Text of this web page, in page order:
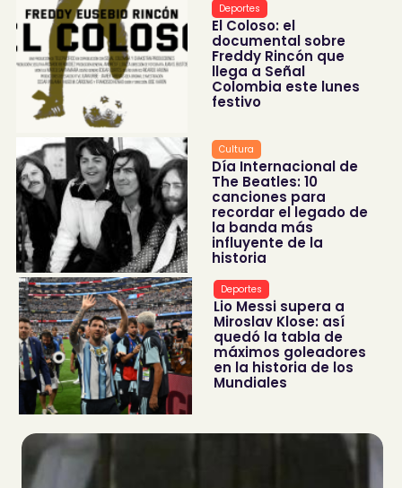
Deportes
El Coloso: el
documental sobre
Freddy Rincón que
llega a Señal
Colombia este lunes
festivo
Cultura
Día Internacional de
The Beatles: 10
canciones para
recordar el legado de
la banda más
influyente de la
historia
Deportes
Lio Messi supera a
Miroslav Klose: así
quedó la tabla de
máximos goleadores
en la historia de los
Mundiales